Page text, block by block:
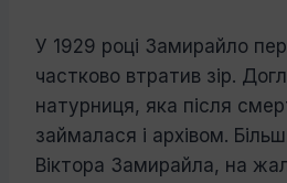
У 1929 році Замирайло
частково втратив зір.
натурниця, яка після
займалася і архівом.
Віктора Замирайла, на